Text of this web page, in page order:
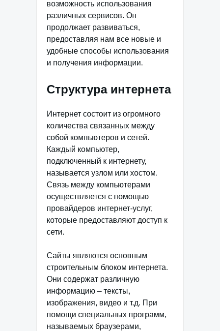
возможность использования
различных сервисов. Он
продолжает развиваться,
предоставляя нам все новые и
удобные способы использования
и получения информации.
Структура интернета
Интернет состоит из огромного
количества связанных между
собой компьютеров и сетей.
Каждый компьютер,
подключенный к интернету,
называется узлом или хостом.
Связь между компьютерами
осуществляется с помощью
провайдеров интернет-услуг,
которые предоставляют доступ к
сети.
Сайты являются основным
строительным блоком интернета.
Они содержат различную
информацию – тексты,
изображения, видео и т.д. При
помощи специальных программ,
называемых браузерами,